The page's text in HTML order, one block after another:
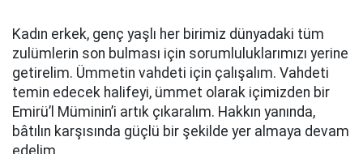
Kadın erkek, genç yaşlı her birimiz dünyadaki tüm
zulümlerin son bulması için sorumluluklarımızı yerine
getirelim. Ümmetin vahdeti için çalışalım. Vahdeti
temin edecek halifeyi, ümmet olarak içimizden bir
Emirü’l Müminin’i artık çıkaralım. Hakkın yanında,
bâtılın karşısında güçlü bir şekilde yer almaya devam
edelim.